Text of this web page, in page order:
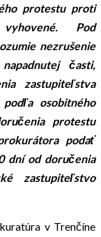
protestu proti
Pod
nezrušenie
časti,
zastupiteľstva
osobitného
protestu
podať
dní od doručenia
zastupiteľstvo
v Trenčíne